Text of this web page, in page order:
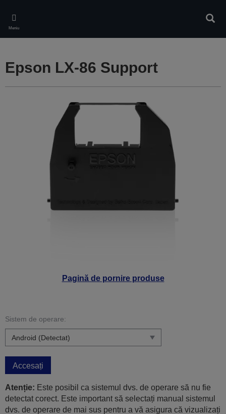
main
content
Meniu
Pagină de pornire produse
Epson LX-86 Support
Sistem de operare:
Accesați
Atenție: Este posibil ca sistemul dvs. de operare să nu fie
detectat corect. Este important să selectați manual sistemul
dvs. de operare de mai sus pentru a vă asigura că vizualizați